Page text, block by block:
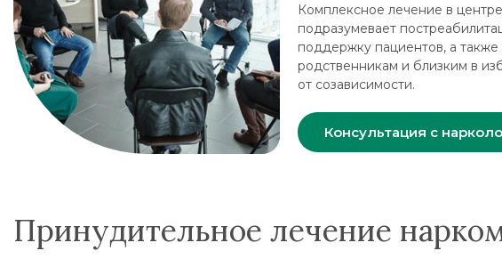
Комплексное лечение в центре
подразумевает
поддержку пациентов, а
родственникам и близким в
от созависимости.
Консультация с
Принудительное лечение